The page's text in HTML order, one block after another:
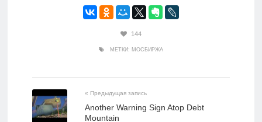
144
МЕТКИ: МОСБИРЖА
« Предыдущая запись
Another Warning Sign Atop Debt
Mountain